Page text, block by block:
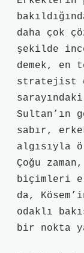
daha çok
şekilde
demek, en
stratejist
Sultan’ın
sabır,
algısıyla
Çoğu
biçimleri
da,
odaklı
bir nokta